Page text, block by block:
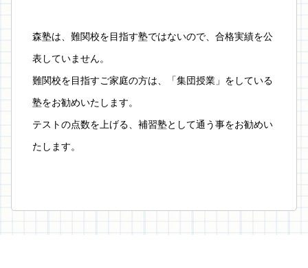
森塾は、難関校を目指す塾ではないので、合格実績を公
表していません。
難関校を目指すご家庭の方は、「集団授業」をしている
塾をお勧めいたします。
テストの点数を上げる、補習塾として通う事をお勧めい
たします。